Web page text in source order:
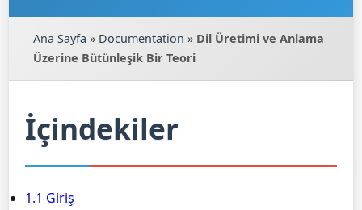
Ana Sayfa » Documentation » Dil Üretimi ve Anlama
Üzerine Bütünleşik Bir Teori
İçindekiler
1.1 Giriş